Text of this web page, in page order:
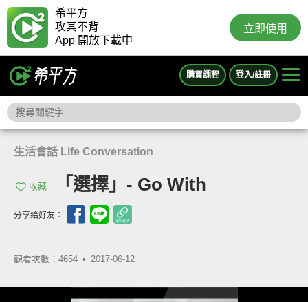
希平方
攻其不背
App 開放下載中
立即使用
購買課程 登入/註冊
生活會話 Life Conversation
收藏 「選擇」- Go With
分享給好友：
觀看次數：4654 • 2017-06-12